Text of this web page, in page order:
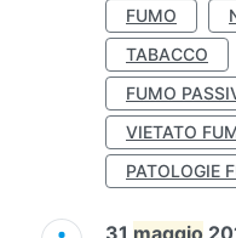
FUMO
TABACCO
FUMO
VIETATO
PATOLOGIE
31 maggio